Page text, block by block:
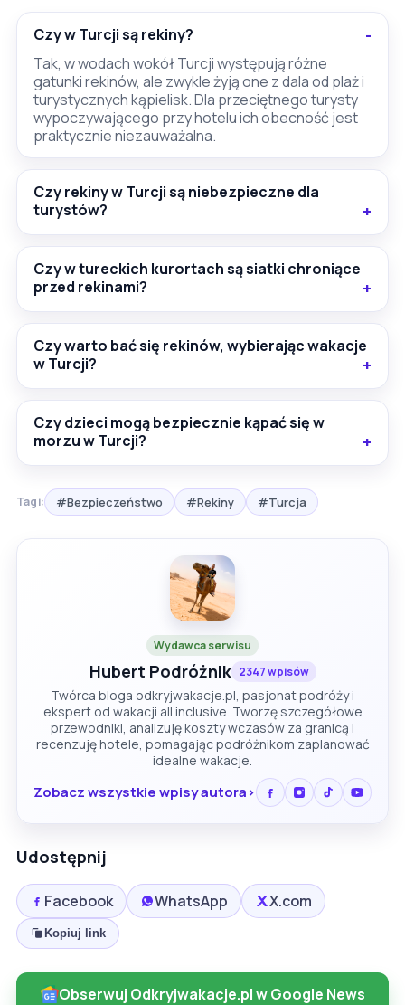
Czy w Turcji są rekiny?
Tak, w wodach wokół Turcji występują różne
gatunki rekinów, ale zwykle żyją one z dala od plaż i
turystycznych kąpielisk. Dla przeciętnego turysty
wypoczywającego przy hotelu ich obecność jest
praktycznie niezauważalna.
Czy rekiny w Turcji są niebezpieczne dla
turystów?
Czy w tureckich kurortach są siatki chroniące
przed rekinami?
Czy warto bać się rekinów, wybierając wakacje
w Turcji?
Czy dzieci mogą bezpiecznie kąpać się w
morzu w Turcji?
Tagi: #Bezpieczeństwo #Rekiny #Turcja
Wydawca serwisu
Hubert Podróżnik 2347 wpisów
Twórca bloga odkryjwakacje.pl, pasjonat podróży i
ekspert od wakacji all inclusive. Tworzę szczegółowe
przewodniki, analizuję koszty wczasów za granicą i
recenzuję hotele, pomagając podróżnikom zaplanować
idealne wakacje.
Zobacz wszystkie wpisy autora
Udostępnij
Facebook WhatsApp X.com
Kopiuj link
Obserwuj Odkryjwakacje.pl w Google News